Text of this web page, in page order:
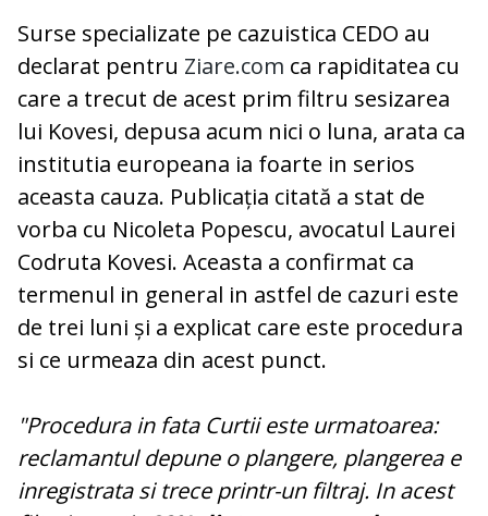
Surse specializate pe cazuistica CEDO au
declarat pentru Ziare.com ca rapiditatea cu
care a trecut de acest prim filtru sesizarea
lui Kovesi, depusa acum nici o luna, arata ca
institutia europeana ia foarte in serios
aceasta cauza. Publicația citată a stat de
vorba cu Nicoleta Popescu, avocatul Laurei
Codruta Kovesi. Aceasta a confirmat ca
termenul in general in astfel de cazuri este
de trei luni și a explicat care este procedura
si ce urmeaza din acest punct.
"Procedura in fata Curtii este urmatoarea:
reclamantul depune o plangere, plangerea e
inregistrata si trece printr-un filtraj. In acest